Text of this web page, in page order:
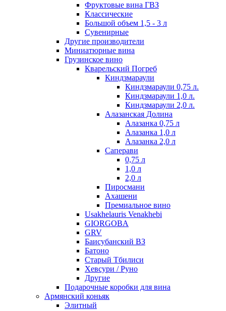
Фруктовые вина ГВЗ
Классические
Большой объем 1,5 - 3 л
Сувенирные
Другие производители
Миниатюрные вина
Грузинское вино
Кварельский Погреб
Киндзмараули
Киндзмараули 0,75 л.
Киндзмараули 1,0 л.
Киндзмараули 2,0 л.
Алазанская Долина
Алазанка 0,75 л
Алазанка 1,0 л
Алазанка 2,0 л
Саперави
0,75 л
1,0 л
2,0 л
Пиросмани
Ахашени
Премиальное вино
Usakhelauris Venakhebi
GIORGOBA
GRV
Баисубанский ВЗ
Батоно
Старый Тбилиси
Хевсури / Руно
Другие
Подарочные коробки для вина
Армянский коньяк
Элитный